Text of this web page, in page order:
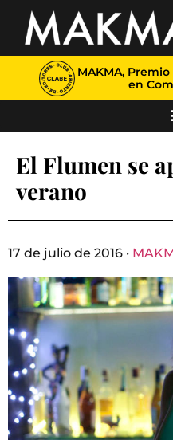
MAKMA,
en
El Flumen se
verano
17 de julio de 2016 ·